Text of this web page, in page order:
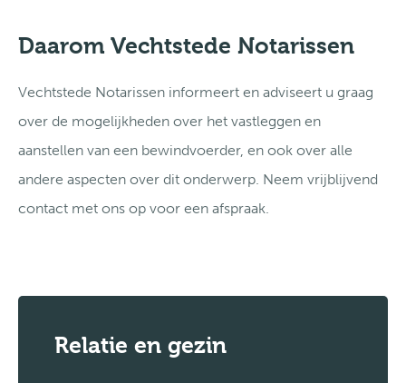
Daarom Vechtstede Notarissen
Vechtstede Notarissen informeert en adviseert u graag
over de mogelijkheden over het vastleggen en
aanstellen van een bewindvoerder, en ook over alle
andere aspecten over dit onderwerp. Neem vrijblijvend
contact met ons op voor een afspraak.
Relatie en gezin